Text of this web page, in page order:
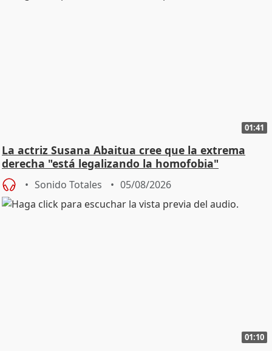
01:41
La actriz Susana Abaitua cree que la extrema
derecha "está legalizando la homofobia"
Sonido Totales 05/08/2026
01:10